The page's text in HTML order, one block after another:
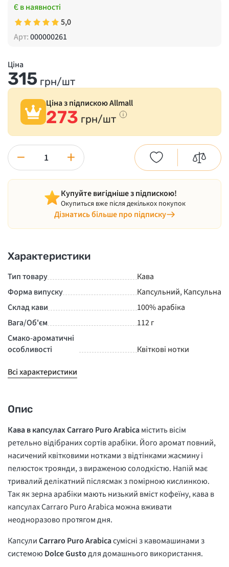
Є в наявності
5,0
Арт:000000261
Ціна
315 грн/шт
Ціна з підпискою Allmall
273 грн/шт
− +
Купуйте вигідніше з підпискою!
Окупиться вже після декількох покупок
Дізнатись більше про підписку
Характеристики
Тип товару
Кава
Форма випуску
Капсульний,Капсульна
Склад кави
100% арабіка
Вага/Об'єм
112 г
Смако-ароматичні
особливості
Квіткові нотки
Всі характеристики
Опис
Кава в капсулах Carraro Puro Arabicaмістить вісім
ретельно відібраних сортів арабіки. Його аромат повний,
насичений квітковими нотками з відтінками жасмину і
пелюсток троянди, з вираженою солодкістю. Напій має
тривалий делікатний післясмак з помірною кислинкою.
Так як зерна арабіки мають низький вміст кофеїну, кава в
капсулах Carraro Puro Arabica можна вживати
неодноразово протягом дня.
КапсулиCarraro Puro Arabicaсумісні з кавомашинами з
системою Dolce Gustoдля домашнього використання.